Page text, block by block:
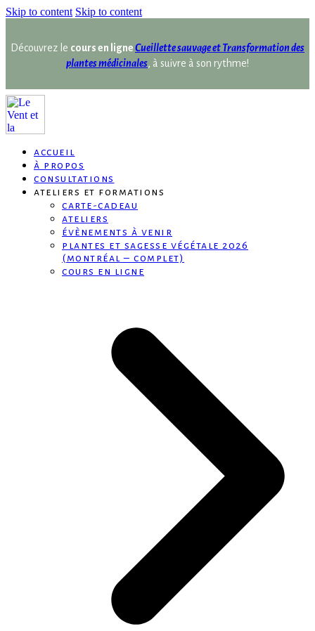
Skip to content Skip to content
Découvrez le cours en ligneCueillette sauvage et Transformation des
plantes médicinales, à suivre à son rythme!
accueil
à propos
consultations
ateliers et formations
carte-cadeau
ateliers
évènements à venir
plantes et sagesse végétale 2026
(montréal – complet)
cours en ligne